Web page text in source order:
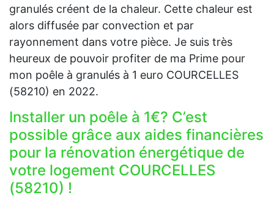
granulés créent de la chaleur. Cette chaleur est
alors diffusée par convection et par
rayonnement dans votre pièce. Je suis très
heureux de pouvoir profiter de ma Prime pour
mon poêle à granulés à 1 euro COURCELLES
(58210) en 2022.
Installer un poêle à 1€? C’est
possible grâce aux aides financières
pour la rénovation énergétique de
votre logement COURCELLES
(58210) !